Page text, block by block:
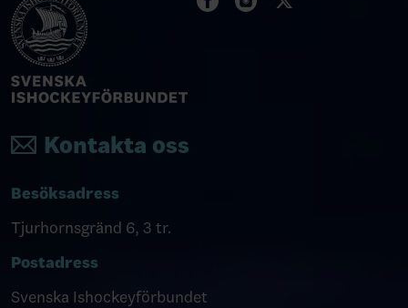
Kontakta oss
Besöksadress
Tjurhornsgränd 6, 3 tr.
Postadress
Svenska Ishockeyförbundet